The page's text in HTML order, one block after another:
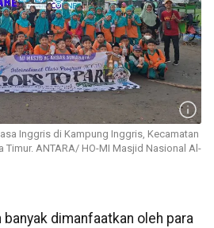
Inggris di Kampung Inggris, Kecamatan
Timur. ANTARA/ HO-MI Masjid Nasional Al-
dimanfaatkan oleh para